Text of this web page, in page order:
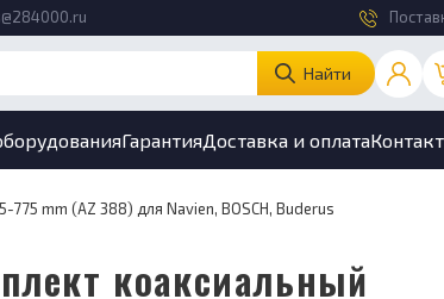
Найти
ГарантияДоставка и оплата
mm (AZ 388) для Navien, BOSCH, Buderus